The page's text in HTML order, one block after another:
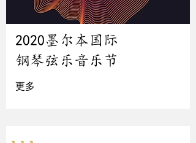
2020墨尔本国际
钢琴弦乐音乐节
更多